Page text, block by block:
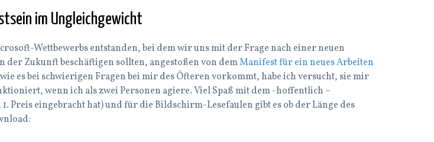
im Ungleichgewicht
Wettbewerbs entstanden, bei dem wir uns mit der Frage nach einer neuen
Zukunft beschäftigen sollten, angestoßen von demManifest für ein neues Arbeiten
es bei schwierigen Fragen bei mir des Öfteren vorkommt, habe ich versucht, sie mir
wenn ich als zwei Personen agiere. Viel Spaß mit dem -hoffentlich –
Preis eingebracht hat) und für die Bildschirm-Lesefaulen gibt es ob der Länge des